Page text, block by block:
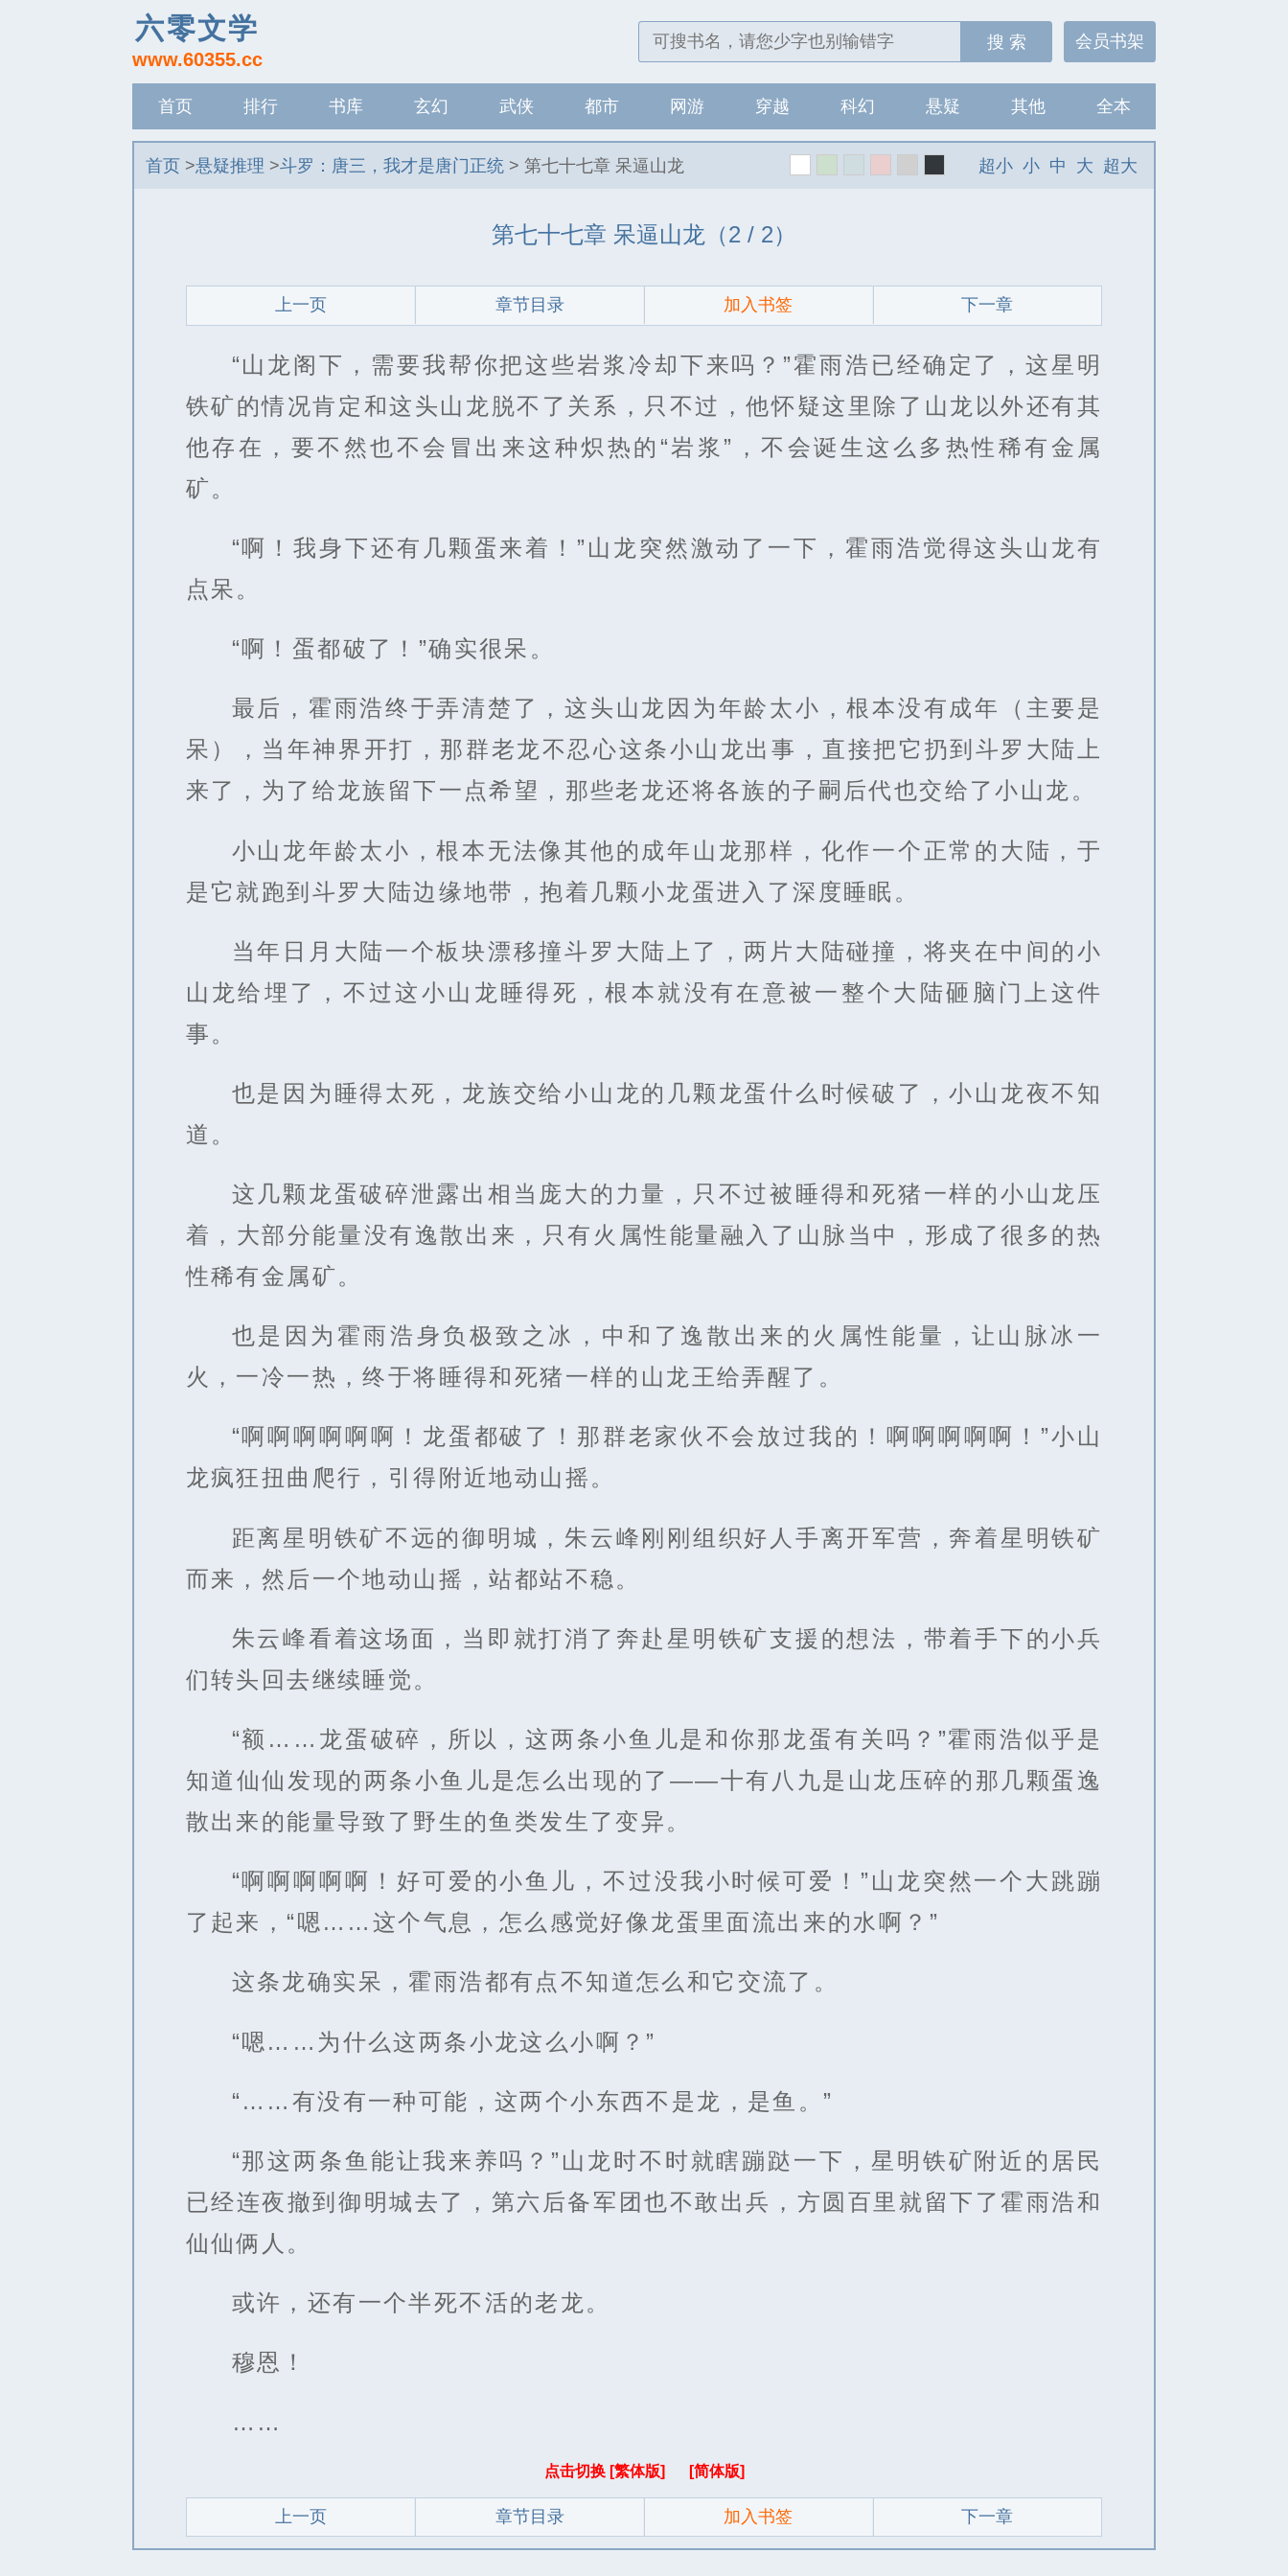
六零文学
www.60355.cc
会员书架
搜 索
首页 排行 书库 玄幻 武侠 都市 网游 穿越 科幻 悬疑 其他 全本
记录
超小 小 中 大 超大
首页 >悬疑推理 >斗罗：唐三，我才是唐门正统 >第七十七章 呆逼山龙
第七十七章 呆逼山龙（2 / 2）
上一页 章节目录 加入书签 下一章
“山龙阁下，需要我帮你把这些岩浆冷却下来吗？”霍雨浩已经确定了，这星明
铁矿的情况肯定和这头山龙脱不了关系，只不过，他怀疑这里除了山龙以外还有其
他存在，要不然也不会冒出来这种炽热的“岩浆”，不会诞生这么多热性稀有金属
矿。
“啊！我身下还有几颗蛋来着！”山龙突然激动了一下，霍雨浩觉得这头山龙有
点呆。
“啊！蛋都破了！”确实很呆。
最后，霍雨浩终于弄清楚了，这头山龙因为年龄太小，根本没有成年（主要是
呆），当年神界开打，那群老龙不忍心这条小山龙出事，直接把它扔到斗罗大陆上
来了，为了给龙族留下一点希望，那些老龙还将各族的子嗣后代也交给了小山龙。
小山龙年龄太小，根本无法像其他的成年山龙那样，化作一个正常的大陆，于
是它就跑到斗罗大陆边缘地带，抱着几颗小龙蛋进入了深度睡眠。
当年日月大陆一个板块漂移撞斗罗大陆上了，两片大陆碰撞，将夹在中间的小
山龙给埋了，不过这小山龙睡得死，根本就没有在意被一整个大陆砸脑门上这件
事。
也是因为睡得太死，龙族交给小山龙的几颗龙蛋什么时候破了，小山龙夜不知
道。
这几颗龙蛋破碎泄露出相当庞大的力量，只不过被睡得和死猪一样的小山龙压
着，大部分能量没有逸散出来，只有火属性能量融入了山脉当中，形成了很多的热
性稀有金属矿。
也是因为霍雨浩身负极致之冰，中和了逸散出来的火属性能量，让山脉冰一
火，一冷一热，终于将睡得和死猪一样的山龙王给弄醒了。
“啊啊啊啊啊啊！龙蛋都破了！那群老家伙不会放过我的！啊啊啊啊啊！”小山
龙疯狂扭曲爬行，引得附近地动山摇。
距离星明铁矿不远的御明城，朱云峰刚刚组织好人手离开军营，奔着星明铁矿
而来，然后一个地动山摇，站都站不稳。
朱云峰看着这场面，当即就打消了奔赴星明铁矿支援的想法，带着手下的小兵
们转头回去继续睡觉。
“额……龙蛋破碎，所以，这两条小鱼儿是和你那龙蛋有关吗？”霍雨浩似乎是
知道仙仙发现的两条小鱼儿是怎么出现的了——十有八九是山龙压碎的那几颗蛋逸
散出来的能量导致了野生的鱼类发生了变异。
“啊啊啊啊啊！好可爱的小鱼儿，不过没我小时候可爱！”山龙突然一个大跳蹦
了起来，“嗯……这个气息，怎么感觉好像龙蛋里面流出来的水啊？”
这条龙确实呆，霍雨浩都有点不知道怎么和它交流了。
“嗯……为什么这两条小龙这么小啊？”
“……有没有一种可能，这两个小东西不是龙，是鱼。”
“那这两条鱼能让我来养吗？”山龙时不时就瞎蹦跶一下，星明铁矿附近的居民
已经连夜撤到御明城去了，第六后备军团也不敢出兵，方圆百里就留下了霍雨浩和
仙仙俩人。
或许，还有一个半死不活的老龙。
穆恩！
……
点击切换 [繁体版] [简体版]
上一页 章节目录 加入书签 下一章